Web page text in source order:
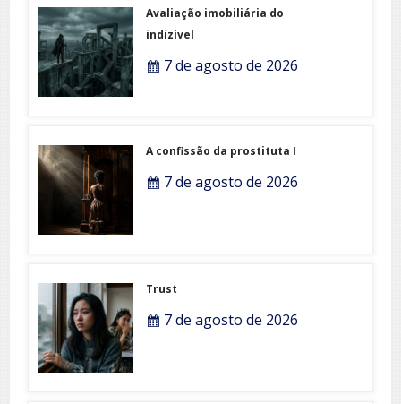
Avaliação imobiliária do
indizível
7 de agosto de 2026
A confissão da prostituta I
7 de agosto de 2026
Trust
7 de agosto de 2026